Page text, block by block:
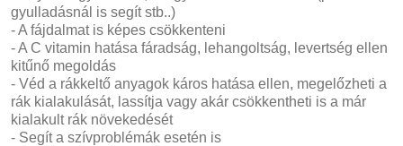
gyulladásnál is segít stb..)
- A fájdalmat is képes csökkenteni
- A C vitamin hatása fáradság, lehangoltság, levertség ellen
kitűnő megoldás
- Véd a rákkeltő anyagok káros hatása ellen, megelőzheti a
rák kialakulását, lassítja vagy akár csökkentheti is a már
kialakult rák növekedését
- Segít a szívproblémák esetén is